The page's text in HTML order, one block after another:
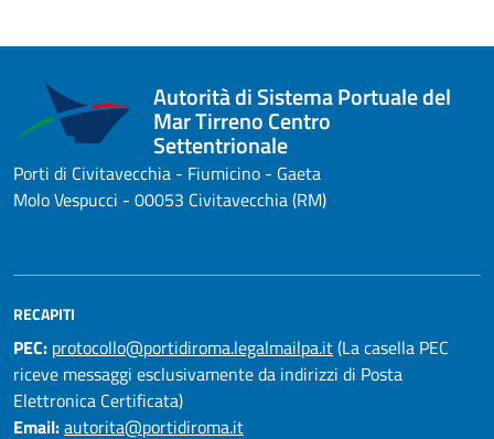
Autorità di Sistema Portuale del
Mar Tirreno Centro
Settentrionale
Porti di Civitavecchia - Fiumicino - Gaeta
Molo Vespucci - 00053 Civitavecchia (RM)
RECAPITI
PEC: protocollo@portidiroma.legalmailpa.it(La casella PEC
riceve messaggi esclusivamente da indirizzi di Posta
Elettronica Certificata)
Email:autorita@portidiroma.it